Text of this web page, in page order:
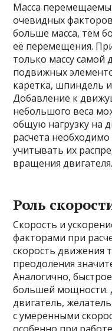
Масса
очевидных
больше масса, тем
её перемещения.
только массу самой
подвижных
каретка, шпиндель
Добавление к
небольшого веса
общую нагрузку на
расчета
учитывать их
вращения двигателя.
Роль
Скорость и
факторами при
скорость движения
преодоления
Аналогично,
большей мощности.
двигатель,
с умеренными